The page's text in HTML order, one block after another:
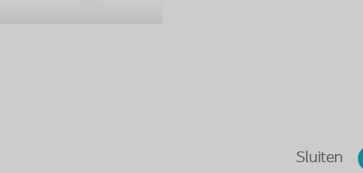
Sluiten